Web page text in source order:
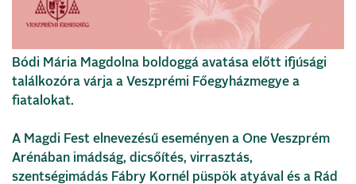
Bódi Mária Magdolna boldoggá avatása előtt ifjúsági
találkozóra várja a Veszprémi Főegyházmegye a
fiatalokat.
A Magdi Fest elnevezésű eseményen a One Veszprém
Arénában imádság, dicsőítés, virrasztás,
szentségimádás Fábry Kornél püspök atyával és a Rád